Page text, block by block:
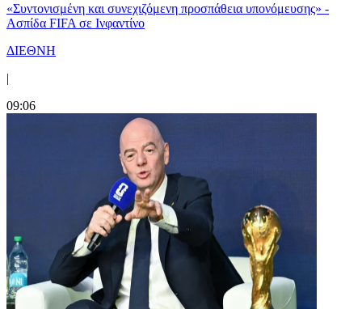
«Συντονισμένη και συνεχιζόμενη προσπάθεια υπονόμευσης» -
Ασπίδα FIFA σε Ινφαντίνο
ΔΙΕΘΝΗ
|
09:06